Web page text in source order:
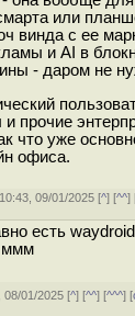
или
винда с ее
и AI в
- даром не
и прочие
что уже
офиса.
09/01/2025 [^] [^^]
есть
ммм
08/01/2025 [^] [^^] [^^^] [